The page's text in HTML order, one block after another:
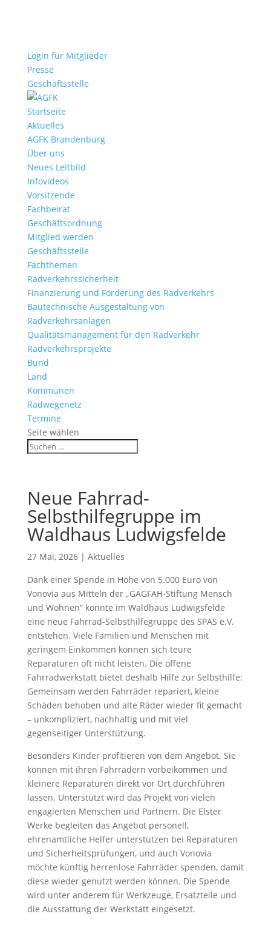
Login für Mitglieder
Presse
Geschäftsstelle
Startseite
Aktuelles
AGFK Brandenburg
Über uns
Neues Leitbild
Infovideos
Vorsitzende
Fachbeirat
Geschäftsordnung
Mitglied werden
Geschäftsstelle
Fachthemen
Radverkehrssicherheit
Finanzierung und Förderung des Radverkehrs
Bautechnische Ausgestaltung von
Radverkehrsanlagen
Qualitätsmanagement für den Radverkehr
Radverkehrsprojekte
Bund
Land
Kommunen
Radwegenetz
Termine
Seite wählen
Neue Fahrrad-
Selbsthilfegruppe im
Waldhaus Ludwigsfelde
27 Mai, 2026| Aktuelles
Dank einer Spende in Höhe von 5.000 Euro von
Vonovia aus Mitteln der „GAGFAH-Stiftung Mensch
und Wohnen“ konnte im Waldhaus Ludwigsfelde
eine neue Fahrrad-Selbsthilfegruppe des SPAS e.V.
entstehen. Viele Familien und Menschen mit
geringem Einkommen können sich teure
Reparaturen oft nicht leisten. Die offene
Fahrradwerkstatt bietet deshalb Hilfe zur Selbsthilfe:
Gemeinsam werden Fahrräder repariert, kleine
Schäden behoben und alte Räder wieder fit gemacht
– unkompliziert, nachhaltig und mit viel
gegenseitiger Unterstützung.
Besonders Kinder profitieren von dem Angebot. Sie
können mit ihren Fahrrädern vorbeikommen und
kleinere Reparaturen direkt vor Ort durchführen
lassen. Unterstützt wird das Projekt von vielen
engagierten Menschen und Partnern. Die Elster
Werke begleiten das Angebot personell,
ehrenamtliche Helfer unterstützen bei Reparaturen
und Sicherheitsprüfungen, und auch Vonovia
möchte künftig herrenlose Fahrräder spenden, damit
diese wieder genutzt werden können. Die Spende
wird unter anderem für Werkzeuge, Ersatzteile und
die Ausstattung der Werkstatt eingesetzt.